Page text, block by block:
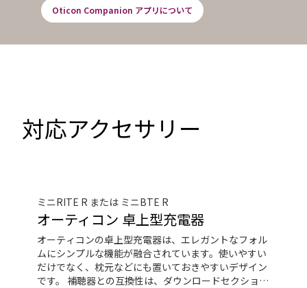
Oticon Companion アプリについて
対応アクセサリー
ミニRITE R または ミニBTE R
オーティコン 卓上型充電器
オーティコンの卓上型充電器は、エレガントなフォル
ムにシンプルな機能が融合されています。使いやすい
だけでなく、枕元などにも置いておきやすいデザイン
です。 補聴器との互換性は、ダウンロードセクション